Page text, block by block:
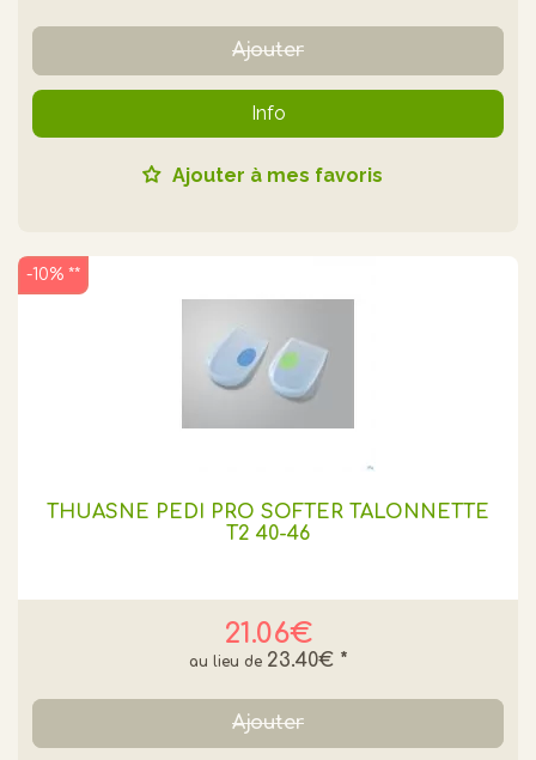
Ajouter
Info
Ajouter à mes favoris
THUASNE PEDI PRO SOFTER TALONNETTE
T2 40-46
21.06€
23.40€ *
-10% **
Ajouter